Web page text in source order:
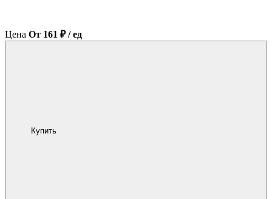
Цена От 161 ₽ / ед
Купить